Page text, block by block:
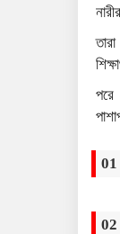
পরে
01
02